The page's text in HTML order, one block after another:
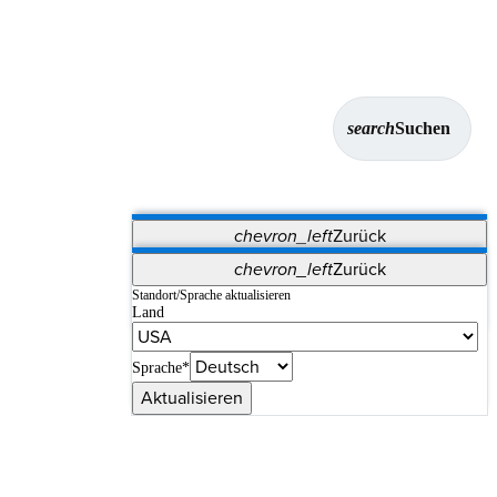
searchSuchen
chevron_leftZurück
Vet Systems OrthoPedia Patient
Supplier Portal
Synergy-Bildgebung und -Resektion
chevron_leftZurück
Standort/Sprache aktualisieren
Land
Sprache*
Aktualisieren